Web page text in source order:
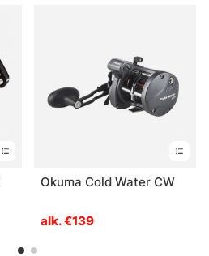
Okuma Cold Water CW
alk. €139